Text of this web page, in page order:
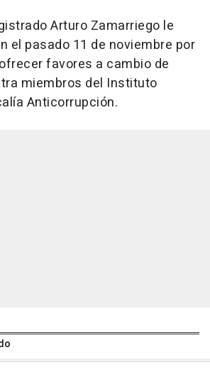
Arturo Zamarriego le
el pasado 11 de noviembre por
favores a cambio de
miembros del Instituto
Anticorrupción.